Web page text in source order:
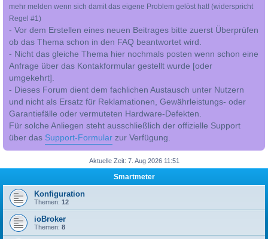
mehr melden wenn sich damit das eigene Problem gelöst hat! (widerspricht
Regel #1)
- Vor dem Erstellen eines neuen Beitrages bitte zuerst Überprüfen
ob das Thema schon in den FAQ beantwortet wird.
- Nicht das gleiche Thema hier nochmals posten wenn schon eine
Anfrage über das Kontakformular gestellt wurde [oder
umgekehrt].
- Dieses Forum dient dem fachlichen Austausch unter Nutzern
und nicht als Ersatz für Reklamationen, Gewährleistungs- oder
Garantiefälle oder vermuteten Hardware-Defekten.
Für solche Anliegen steht ausschließlich der offizielle Support
über das Support-Formular zur Verfügung.
Aktuelle Zeit: 7. Aug 2026 11:51
Smartmeter
Konfiguration
Themen: 12
ioBroker
Themen: 8